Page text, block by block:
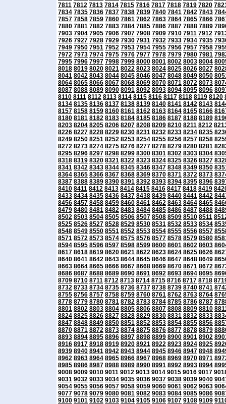
7811 7812 7813 7814 7815 7816 7817 7818 7819 7820
7834 7835 7836 7837 7838 7839 7840 7841 7842 7843
7857 7858 7859 7860 7861 7862 7863 7864 7865 7866
7880 7881 7882 7883 7884 7885 7886 7887 7888 7889
7903 7904 7905 7906 7907 7908 7909 7910 7911 7912
7926 7927 7928 7929 7930 7931 7932 7933 7934 7935
7949 7950 7951 7952 7953 7954 7955 7956 7957 7958
7972 7973 7974 7975 7976 7977 7978 7979 7980 7981
7995 7996 7997 7998 7999 8000 8001 8002 8003 8004
8018 8019 8020 8021 8022 8023 8024 8025 8026 8027
8041 8042 8043 8044 8045 8046 8047 8048 8049 8050
8064 8065 8066 8067 8068 8069 8070 8071 8072 8073
8087 8088 8089 8090 8091 8092 8093 8094 8095 8096
8110 8111 8112 8113 8114 8115 8116 8117 8118 8119 8120
8134 8135 8136 8137 8138 8139 8140 8141 8142 8143
8157 8158 8159 8160 8161 8162 8163 8164 8165 8166
8180 8181 8182 8183 8184 8185 8186 8187 8188 8189
8203 8204 8205 8206 8207 8208 8209 8210 8211 8212
8226 8227 8228 8229 8230 8231 8232 8233 8234 8235
8249 8250 8251 8252 8253 8254 8255 8256 8257 8258
8272 8273 8274 8275 8276 8277 8278 8279 8280 8281
8295 8296 8297 8298 8299 8300 8301 8302 8303 8304
8318 8319 8320 8321 8322 8323 8324 8325 8326 8327
8341 8342 8343 8344 8345 8346 8347 8348 8349 8350
8364 8365 8366 8367 8368 8369 8370 8371 8372 8373
8387 8388 8389 8390 8391 8392 8393 8394 8395 8396
8410 8411 8412 8413 8414 8415 8416 8417 8418 8419
8433 8434 8435 8436 8437 8438 8439 8440 8441 8442
8456 8457 8458 8459 8460 8461 8462 8463 8464 8465
8479 8480 8481 8482 8483 8484 8485 8486 8487 8488
8502 8503 8504 8505 8506 8507 8508 8509 8510 8511
8525 8526 8527 8528 8529 8530 8531 8532 8533 8534
8548 8549 8550 8551 8552 8553 8554 8555 8556 8557
8571 8572 8573 8574 8575 8576 8577 8578 8579 8580
8594 8595 8596 8597 8598 8599 8600 8601 8602 8603
8617 8618 8619 8620 8621 8622 8623 8624 8625 8626
8640 8641 8642 8643 8644 8645 8646 8647 8648 8649
8663 8664 8665 8666 8667 8668 8669 8670 8671 8672
8686 8687 8688 8689 8690 8691 8692 8693 8694 8695
8709 8710 8711 8712 8713 8714 8715 8716 8717 8718
8732 8733 8734 8735 8736 8737 8738 8739 8740 8741
8755 8756 8757 8758 8759 8760 8761 8762 8763 8764
8778 8779 8780 8781 8782 8783 8784 8785 8786 8787
8801 8802 8803 8804 8805 8806 8807 8808 8809 8810
8824 8825 8826 8827 8828 8829 8830 8831 8832 8833
8847 8848 8849 8850 8851 8852 8853 8854 8855 8856
8870 8871 8872 8873 8874 8875 8876 8877 8878 8879
8893 8894 8895 8896 8897 8898 8899 8900 8901 8902
8916 8917 8918 8919 8920 8921 8922 8923 8924 8925
8939 8940 8941 8942 8943 8944 8945 8946 8947 8948
8962 8963 8964 8965 8966 8967 8968 8969 8970 8971
8985 8986 8987 8988 8989 8990 8991 8992 8993 8994
9008 9009 9010 9011 9012 9013 9014 9015 9016 9017
9031 9032 9033 9034 9035 9036 9037 9038 9039 9040
9054 9055 9056 9057 9058 9059 9060 9061 9062 9063
9077 9078 9079 9080 9081 9082 9083 9084 9085 9086
9100 9101 9102 9103 9104 9105 9106 9107 9108 9109